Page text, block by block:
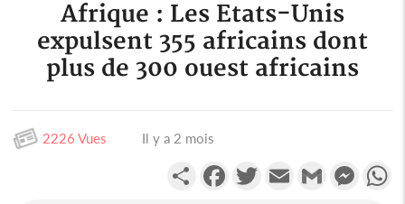
Afrique : Les Etats-Unis
expulsent 355 africains dont
plus de 300 ouest africains
2226 Vues Il y a 2 mois
PartagerFacebookTwitterEmail Gmail